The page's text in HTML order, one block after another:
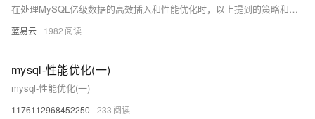
在处理MySQL亿级数据的高效插入和性能优化时，以上提到的策略和技巧可以显著提升数据处理速度，减少系统负担，并保持数据的稳定性和一致性。正确实施这些策略需要深入理解MySQL的工作原理和业务需求，以便做出最适合的配置调整。
蓝易云 1982
mysql-性能优化(一)
mysql-性能优化(一)
1176112968452250 233